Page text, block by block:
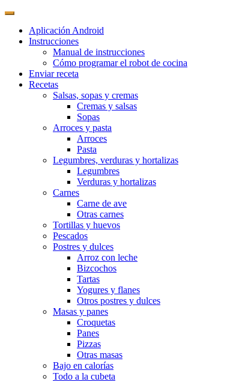
Aplicación Android
Instrucciones
Manual de instrucciones
Cómo programar el robot de cocina
Enviar receta
Recetas
Salsas, sopas y cremas
Cremas y salsas
Sopas
Arroces y pasta
Arroces
Pasta
Legumbres, verduras y hortalizas
Legumbres
Verduras y hortalizas
Carnes
Carne de ave
Otras carnes
Tortillas y huevos
Pescados
Postres y dulces
Arroz con leche
Bizcochos
Tartas
Yogures y flanes
Otros postres y dulces
Masas y panes
Croquetas
Panes
Pizzas
Otras masas
Bajo en calorías
Todo a la cubeta